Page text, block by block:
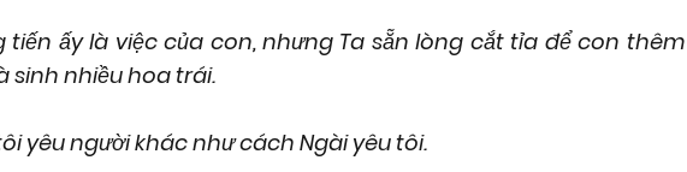
ấy là việc của con, nhưng Ta sẵn lòng cắt tỉa để con thêm
sinh nhiều hoa trái.
yêu người khác như cách Ngài yêu tôi.